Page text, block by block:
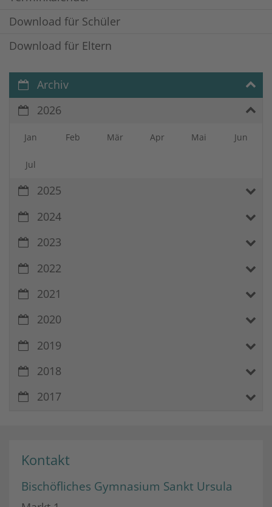
Download für Schüler
Download für Eltern
Archiv
2026
Jan Feb Mär Apr Mai Jun
Jul
2025
2024
2023
2022
2021
2020
2019
2018
2017
Kontakt
Bischöfliches Gymnasium Sankt Ursula